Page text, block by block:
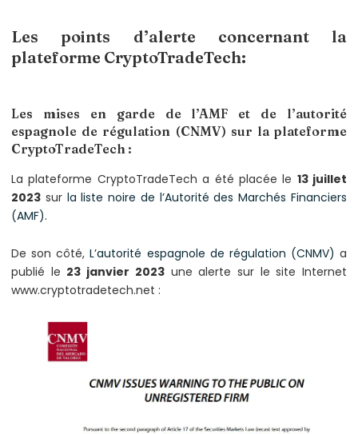
Les points d’alerte concernant la
plateforme CryptoTradeTech:
Les mises en garde de l’AMF et de l’autorité
espagnole de régulation (CNMV) sur la plateforme
CryptoTradeTech :
La plateforme CryptoTradeTech a été placée le 13 juillet
2023 sur la liste noire de l’Autorité des Marchés Financiers
(AMF).
De son côté,L’autorité espagnole de régulation (CNMV) a
publié le 23 janvier 2023une alerte sur le site Internet
www.cryptotradetech.net :